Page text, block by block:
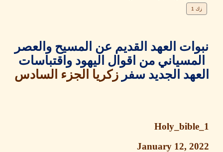
العهد القديم عن المسيح والعصر
من اقوال اليهود واقتباسات
الجديد سفر زكريا الجزء السادس
January 12,